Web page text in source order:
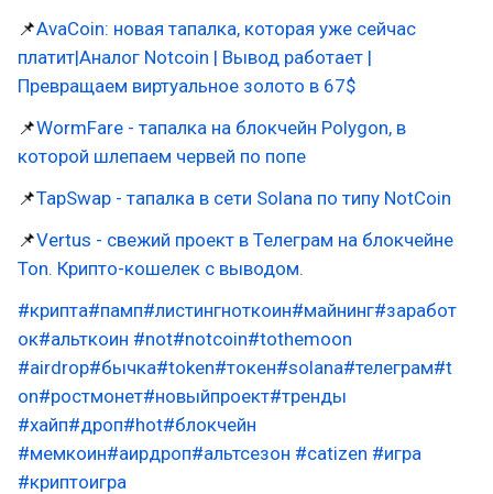
📌AvaCoin: новая тапалка, которая уже сейчас
платит|Аналог Notcoin | Вывод работает |
Превращаем виртуальное золото в 67$
📌WormFare - тапалка на блокчейн Polygon, в
которой шлепаем червей по попе
📌TapSwap - тапалка в сети Solana по типу NotCoin
📌Vertus - свежий проект в Телеграм на блокчейне
Ton. Крипто-кошелек с выводом.
#крипта#памп#листингноткоин#майнинг#заработ
ок#альткоин #not#notcoin#tothemoon
#airdrop#бычка#token#токен#solana#телеграм#t
on#ростмонет#новыйпроект#тренды
#хайп#дроп#hot#блокчейн
#мемкоин#аирдроп#альтсезон #catizen #игра
#криптоигра